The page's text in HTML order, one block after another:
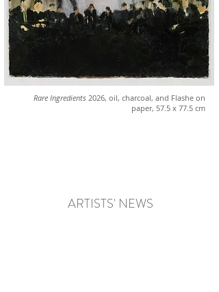
Rare Ingredients 2026, oil, charcoal, and Flashe on
paper, 57.5 x 77.5 cm
ARTISTS' NEWS
​"A Nail to Hang the Day On" Kunstverein in